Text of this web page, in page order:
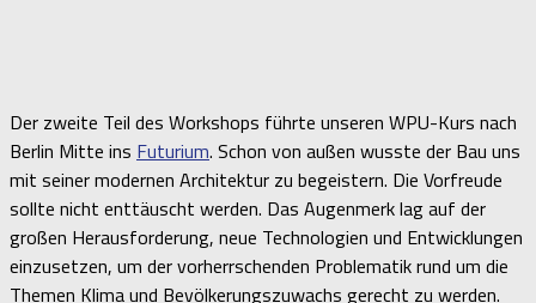
Der zweite Teil des Workshops führte unseren WPU-Kurs nach
Berlin Mitte ins Futurium. Schon von außen wusste der Bau uns
mit seiner modernen Architektur zu begeistern. Die Vorfreude
sollte nicht enttäuscht werden. Das Augenmerk lag auf der
großen Herausforderung, neue Technologien und Entwicklungen
einzusetzen, um der vorherrschenden Problematik rund um die
Themen Klima und Bevölkerungszuwachs gerecht zu werden.